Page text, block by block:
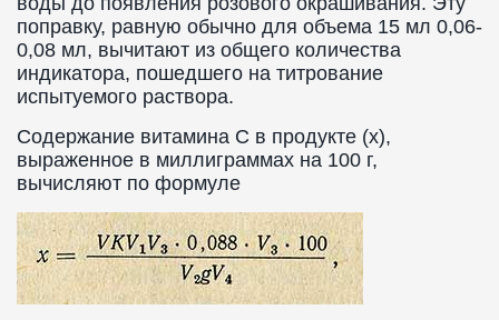
поправку, равную обычно для объема 15 мл 0,06-
0,08 мл, вычитают из общего количества
индикатора, пошедшего на титрование
испытуемого раствора.
Содержание витамина C в продукте (х),
выраженное в миллиграммах на 100 г,
вычисляют по формуле